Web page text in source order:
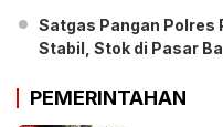
Satgas Pangan Polres
Stabil, Stok di Pasar
PEMERINTAHAN